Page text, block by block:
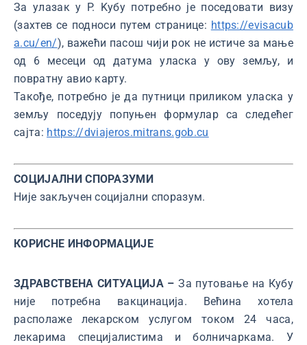
За улазак у Р. Kубу потребно је поседовати визу
(захтев се подноси путем странице: https://evisacub
a.cu/en/), важећи пасош чији рок не истиче за мање
од 6 месеци од датума уласка у ову земљу, и
повратну авио карту.
Такође, потребно је да путници приликом уласка у
земљу поседују попуњен формулар са следећег
сајта: https://dviajeros.mitrans.gob.cu
СОЦИЈАЛНИ СПОРАЗУМИ
Није закључен социјални споразум.
КОРИСНЕ ИНФОРМАЦИЈЕ
ЗДРАВСТВЕНА СИТУАЦИЈА – За путовање на Кубу
није потребна вакцинација. Већина хотела
располаже лекарском услугом током 24 часа,
лекарима специјалистима и болничаркама. У